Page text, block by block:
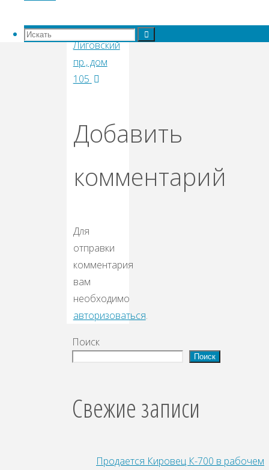
Искать: Искать
ул., дом 65
Лиговский
пр., дом
105
Добавить
комментарий
Для
отправки
комментария
вам
необходимо
авторизоваться.
Поиск
Поиск
Свежие записи
Продается Кировец К-700 в рабочем